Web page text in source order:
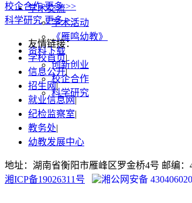
学术交流
学术活动
《雁鸣幼教》
资料下载
创新创业
校企合作
科学研究
校企合作 更多 >>
科学研究 更多 >>
友情链接：
学校首页|
信息公开|
招生网|
就业信息网|
纪检监察室|
教务处|
幼教发展中心
地址：湖南省衡阳市雁峰区罗金桥4号 邮编
湘ICP备19026311号
湘公网安备